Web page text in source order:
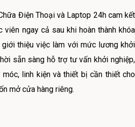
Điện Thoại và Laptop 24h cam kết
viên ngay cả sau khi hoàn thành khóa
giới thiệu việc làm với mức lương khởi
sẵn sàng hỗ trợ tư vấn khởi nghiệp,
linh kiện và thiết bị cần thiết cho
mở cửa hàng riêng.